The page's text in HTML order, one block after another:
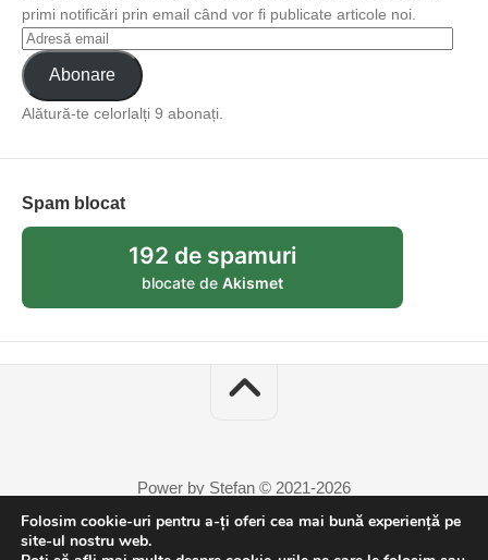
primi notificări prin email când vor fi publicate articole noi.
Abonare
Alătură-te celorlalți 9 abonați.
Spam blocat
192 de spamuri
blocate de Akismet
Power by Stefan © 2021-2026
Folosim cookie-uri pentru a-ți oferi cea mai bună experiență pe
site-ul nostru web.